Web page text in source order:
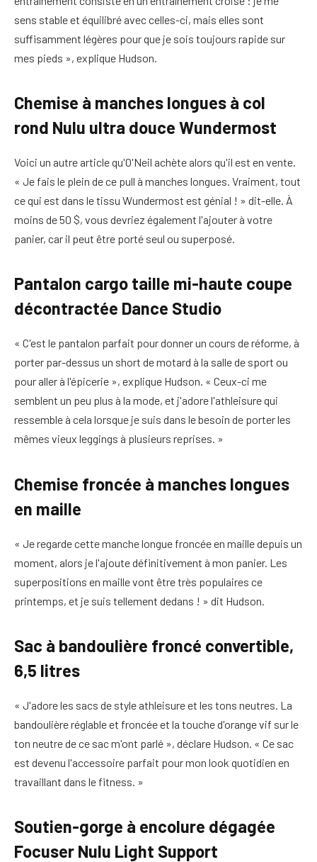
sens stable et équilibré avec celles-ci, mais elles sont
suffisamment légères pour que je sois toujours rapide sur
mes pieds », explique Hudson.
Chemise à manches longues à col
rond Nulu ultra douce Wundermost
Voici un autre article qu'O'Neil achète alors qu'il est en vente.
« Je fais le plein de ce pull à manches longues. Vraiment, tout
ce qui est dans le tissu Wundermost est génial ! » dit-elle. À
moins de 50 $, vous devriez également l'ajouter à votre
panier, car il peut être porté seul ou superposé.
Pantalon cargo taille mi-haute coupe
décontractée Dance Studio
« C'est le pantalon parfait pour donner un cours de réforme, à
porter par-dessus un short de motard à la salle de sport ou
pour aller à l'épicerie », explique Hudson. « Ceux-ci me
semblent un peu plus à la mode, et j'adore l'athleisure qui
ressemble à cela lorsque je suis dans le besoin de porter les
mêmes vieux leggings à plusieurs reprises. »
Chemise froncée à manches longues
en maille
« Je regarde cette manche longue froncée en maille depuis un
moment, alors je l'ajoute définitivement à mon panier. Les
superpositions en maille vont être très populaires ce
printemps, et je suis tellement dedans ! » dit Hudson.
Sac à bandoulière froncé convertible,
6,5 litres
« J'adore les sacs de style athleisure et les tons neutres. La
bandoulière réglable et froncée et la touche d'orange vif sur le
ton neutre de ce sac m'ont parlé », déclare Hudson. « Ce sac
est devenu l'accessoire parfait pour mon look quotidien en
travaillant dans le fitness. »
Soutien-gorge à encolure dégagée
Focuser Nulu Light Support